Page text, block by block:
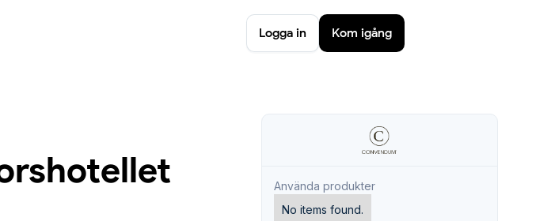
Logga in Kom igång
Använda produkter
No items found.